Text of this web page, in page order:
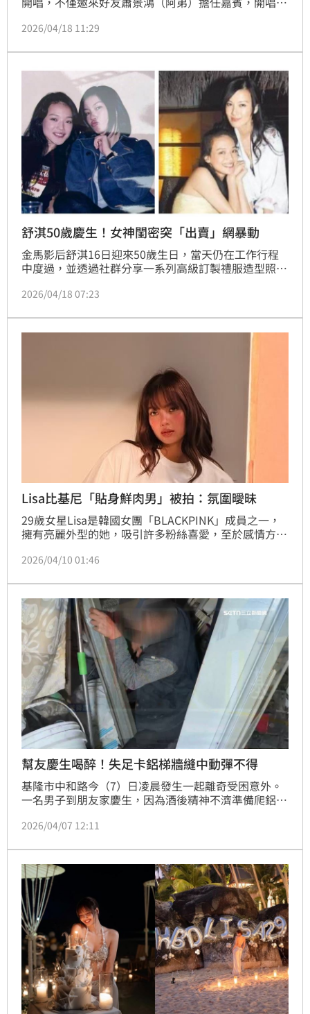
日，每年都被整！」甚至當場發現自己穿著印有「美丁
了！」
2026/04/18 11:29
舒淇50歲慶生！女神閨密突「出賣」網暴動
金馬影后舒淇16日迎來50歲生日，當天仍在工作行程
中度過，並透過社群分享一系列高級訂製禮服造型照慶
好姐妹林熙蕾也在社群發文「出賣」好友，翻出兩人過
2026/04/18 07:23
Lisa比基尼「貼身鮮肉男」被拍：氛圍曖昧
29歲女星Lisa是韓國女團「BLACKPINK」成員之一，
擁有亮麗外型的她，吸引許多粉絲喜愛，至於感情方
聞，不過日前慶生卻不見男方身影，反而是與泰國男星
2026/04/10 01:46
幫友慶生喝醉！失足卡鋁梯牆縫中動彈不得
基隆市中和路今（7）日凌晨發生一起離奇受困意外。
一名男子到朋友家慶生，因為酒後精神不濟準備爬鋁梯
梯與牆壁之間的縫隙中，動彈不得。消防人員獲報到場
2026/04/07 12:11